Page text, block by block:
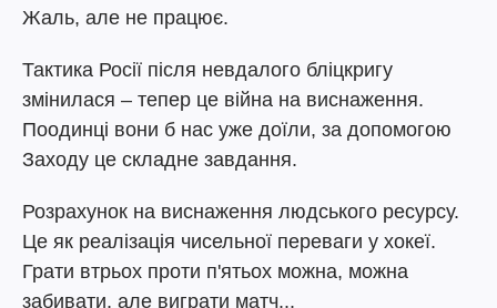
Жаль, але не працює.
Тактика Росії після невдалого бліцкригу
змінилася – тепер це війна на виснаження.
Поодинці вони б нас уже доїли, за допомогою
Заходу це складне завдання.
Розрахунок на виснаження людського ресурсу.
Це як реалізація чисельної переваги у хокеї.
Грати втрьох проти п'ятьох можна, можна
забивати, але виграти матч...